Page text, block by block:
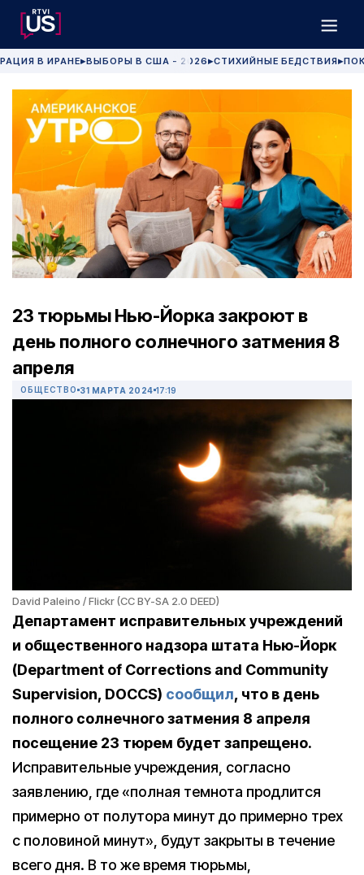
В ИРАНЕ▶ВЫБОРЫ В США - 2026 ▶СТИХИЙНЫЕ БЕДСТВИЯ▶
23 тюрьмы Нью-Йорка закроют в
день полного солнечного затмения 8
апреля
ОБЩЕСТВО 31 МАРТА 2024 17:19
David Paleino / Flickr (CC BY-SA 2.0 DEED)
Департамент исправительных учреждений
и общественного надзора штата Нью-Йорк
(Department of Corrections and Community
Supervision, DOCCS) сообщил, что в день
полного солнечного затмения 8 апреля
посещение 23 тюрем будет запрещено.
Исправительные учреждения, согласно
заявлению, где «полная темнота продлится
примерно от полутора минут до примерно трех
с половиной минут», будут закрыты в течение
всего дня. В то же время тюрьмы,